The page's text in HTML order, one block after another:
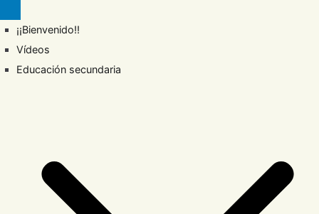
¡¡Bienvenido!!
Vídeos
Educación secundaria